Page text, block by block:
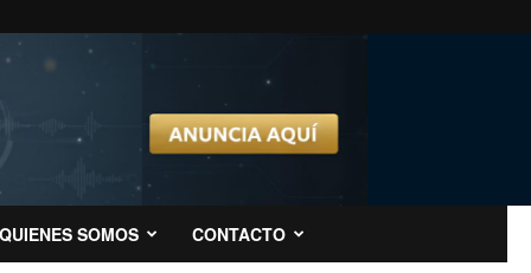
QUIENES SOMOS CONTACTO